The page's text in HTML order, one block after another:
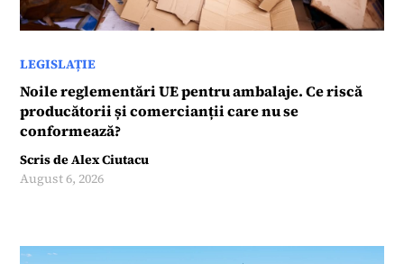
LEGISLAȚIE
Noile reglementări UE pentru ambalaje. Ce riscă
producătorii și comercianții care nu se
conformează?
Scris deAlex Ciutacu
August 6, 2026